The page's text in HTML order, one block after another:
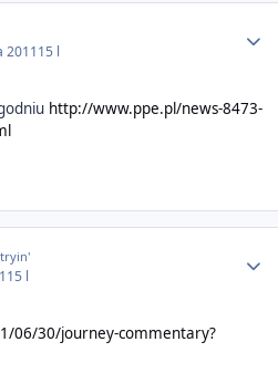
201115 l
http://www.ppe.pl/news-8473-
15 l
06/30/journey-commentary?